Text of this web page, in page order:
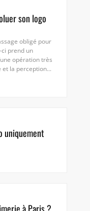
son logo
obligé pour
prend un
opération très
la perception...
uniquement
à Paris ?